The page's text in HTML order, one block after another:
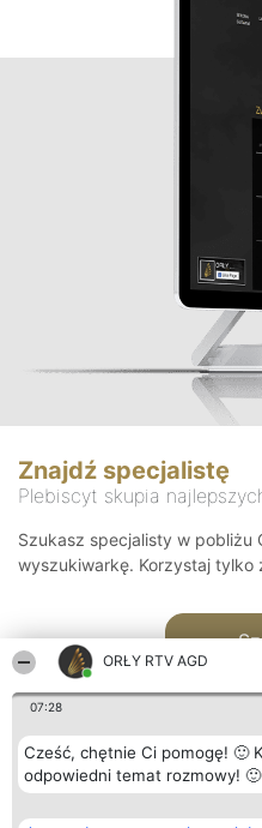
ORŁY RTV AGD
07:28
Cześć, chętnie Ci pomogę! 🙂
odpowiedni temat rozmowy! 🙂
Znajdź specjalistę
Plebiscyt skupia
Szukasz specjalisty w pobliżu
wyszukiwarkę. Korzystaj tylko
Organizator plebiscytu